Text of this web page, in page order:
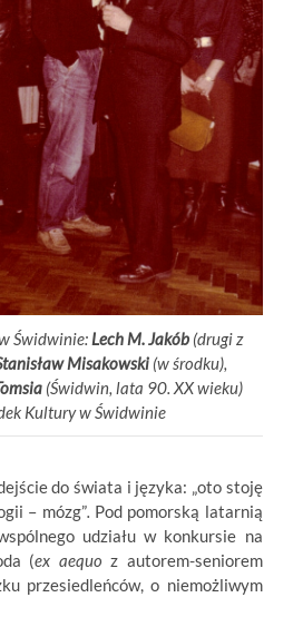
Świdwinie:Lech M. Jakób(drugi z
Misakowski(w środku),
(Świdwin, lata 90. XX wieku)
Kultury w Świdwinie
do świata i języka: „oto stoję
– mózg”. Pod pomorską latarnią
udziału w konkursie na
(ex aequo z autorem-seniorem
przesiedleńców, o niemożliwym